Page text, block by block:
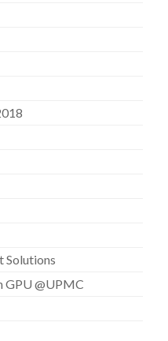
Solutions
GPU @UPMC